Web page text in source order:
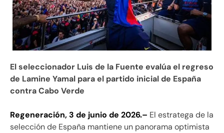
El seleccionador Luis de la Fuente evalúa el regreso
de Lamine Yamal para el partido inicial de España
contra Cabo Verde
Regeneración, 3 de junio de 2026.– El estratega de la
selección de España mantiene un panorama optimista